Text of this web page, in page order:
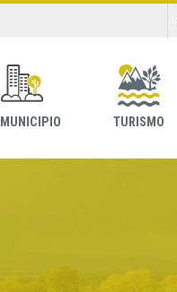
MUNICIPIO TURISMO